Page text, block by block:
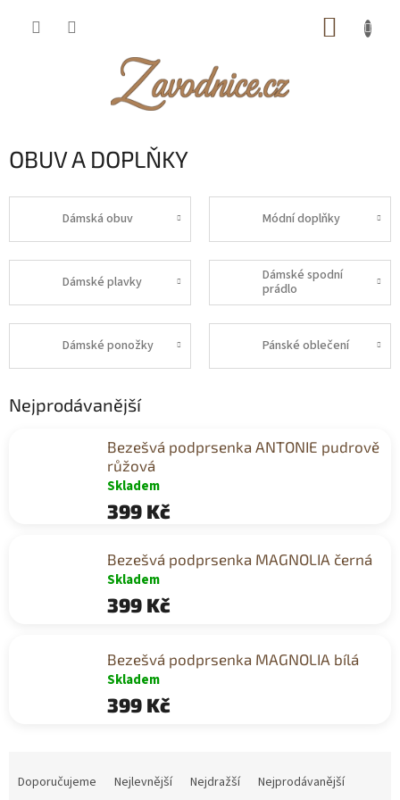
OBUV A DOPLŇKY
Dámská obuv Módní doplňky
Dámské plavky
Dámské spodní
prádlo
Dámské ponožky Pánské oblečení
Nejprodávanější
Bezešvá podprsenka ANTONIE pudrově
růžová
Skladem
399 Kč
Bezešvá podprsenka MAGNOLIA černá
Skladem
399 Kč
Bezešvá podprsenka MAGNOLIA bílá
Skladem
399 Kč
Doporučujeme Nejlevnější Nejdražší
Nejprodávanější